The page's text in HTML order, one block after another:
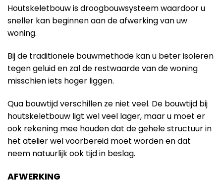
Houtskeletbouw is droogbouwsysteem waardoor u
sneller kan beginnen aan de afwerking van uw
woning.
Bij de traditionele bouwmethode kan u beter isoleren
tegen geluid en zal de restwaarde van de woning
misschien iets hoger liggen.
Qua bouwtijd verschillen ze niet veel. De bouwtijd bij
houtskeletbouw ligt wel veel lager, maar u moet er
ook rekening mee houden dat de gehele structuur in
het atelier wel voorbereid moet worden en dat
neem natuurlijk ook tijd in beslag.
AFWERKING